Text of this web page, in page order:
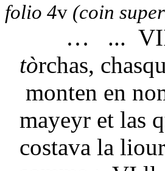
folio 4v (coin
… ... VIII
tòrchas,
monten en
mayeyr et las
costava la